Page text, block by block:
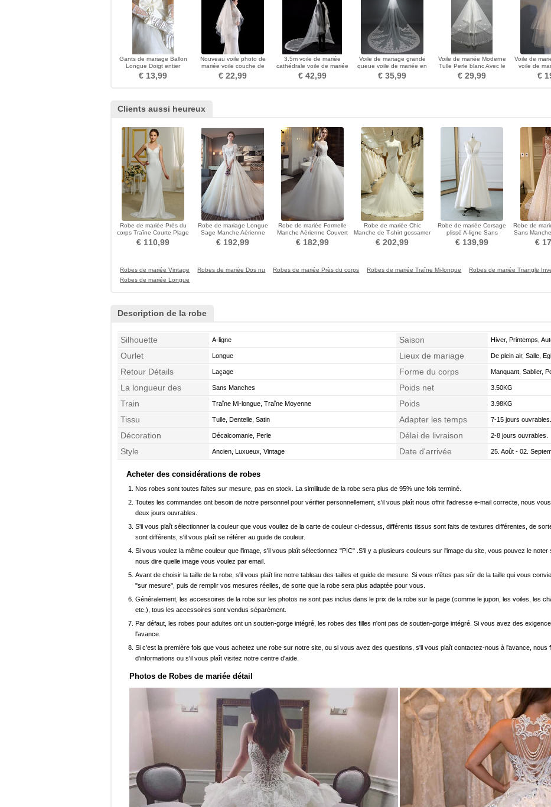
Gants de mariage Ballon
Longue Doigt entier
multifonctionnel
€ 13,99
Nouveau voile photo de
mariée voile couche de
voile court avec voile de
peigne voile simple
€ 22,99
3.5m voile de mariée
cathédrale voile de mariée
voile de dentelle
€ 42,99
Voile de mariage grande
queue voile de mariée en
dentelle de paillettes voile
d'église
€ 35,99
Voile de mariée Moderne
Tulle Perle blanc Avec le
peigne Multi Couche
€ 29,99
Voile de
voile de
€
Clients aussi heureux
Robe de mariée Près du
corps Traîne Courte Plage
Taille chute
€ 110,99
Robe de mariage Longue
Sage Manche Aérienne
Dentelle 3/4 Manche
€ 192,99
Robe de mariée Formelle
Manche Aérienne Couvert
de Dentelle Longue
€ 182,99
Robe de mariée Chic
Manche de T-shirt gossamer
Couvert de Dentelle
€ 202,99
Robe de mariée Corsage
plissé A-ligne Sans
Manches Printemps
€ 139,99
Robe de
Sans
€
Robes de mariée Vintage Robes de mariée Dos nu Robes de mariée Près du corps Robes de mariée Traîne Mi-longue Robes de mariée Triangle
Robes de mariée Longue
Description de la robe
Silhouette A-ligne Saison Hiver, Printemps,
Ourlet Longue Lieux de mariage De plein air, Salle,
Retour Détails Laçage Forme du corps Manquant, Sablier,
La longueur des
manches
Sans Manches Poids net 3.50KG
Train Traîne Mi-longue, Traîne Moyenne Poids 3.98KG
Tissu Tulle, Dentelle, Satin Adapter les temps 7-15 jours ouvrables.
Décoration Décalcomanie, Perle Délai de livraison 2-8 jours ouvrables.
Style Ancien, Luxueux, Vintage Date d'arrivée 25. Août - 02.
Acheter des considérations de robes
Nos robes sont toutes faites sur mesure, pas en stock. La similitude de la robe sera plus de 95% une fois terminé.
Toutes les commandes ont besoin de notre personnel pour vérifier personnellement, s'il vous plaît nous offrir l'adresse e-mail correcte, nous
deux jours ouvrables.
S'il vous plaît sélectionner la couleur que vous vouliez de la carte de couleur ci-dessus, différents tissus sont faits de textures différentes, de
sont différents, s'il vous plaît se référer au guide de couleur.
Si vous voulez la même couleur que l'image, s'il vous plaît sélectionnez "PIC" .S'il y a plusieurs couleurs sur l'image du site, vous pouvez le
nous dire quelle image vous voulez par email.
Avant de choisir la taille de la robe, s'il vous plaît lire notre tableau des tailles et guide de mesure. Si vous n'êtes pas sûr de la taille qui vous
"sur mesure", puis de remplir vos mesures réelles, de sorte que la robe sera plus adaptée pour vous.
Généralement, les accessoires de la robe sur les photos ne sont pas inclus dans le prix de la robe sur la page (comme le jupon, les voiles, les
etc.), tous les accessoires sont vendus séparément.
Par défaut, les robes pour adultes ont un soutien-gorge intégré, les robes des filles n'ont pas de soutien-gorge intégré. Si vous avez des
l'avance.
Si c'est la première fois que vous achetez une robe sur notre site, ou si vous avez des questions, s'il vous plaît contactez-nous à l'avance, nous
d'informations ou s'il vous plaît visitez notre centre d'aide.
Photos de Robes de mariée détail